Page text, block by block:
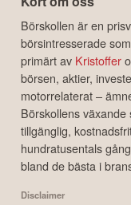
Börskollen är en
börsintresserade
primärt av Kristoffer
börsen, aktier,
motorrelaterat –
Börskollens
tillgänglig,
hundratusentals
bland de bästa i
Disclaimer